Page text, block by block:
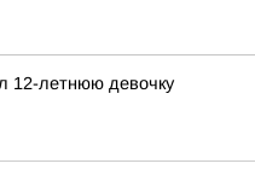
12-летнюю девочку